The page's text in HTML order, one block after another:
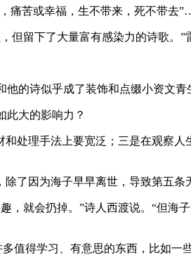
痛苦或幸福，生不带来，死不带去
但留下了大量富有感染力的诗歌。”
的诗似乎成了装饰和点缀小资文
此大的影响力？
处理手法上要宽泛；三是在观察
了因为海子早早离世，导致第五
就会扔掉。”诗人西渡说。“但海
值得学习、有意思的东西，比如